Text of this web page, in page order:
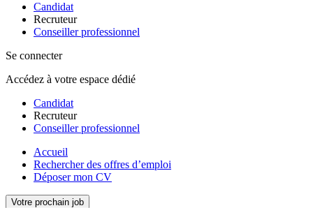
Candidat
Recruteur
Conseiller professionnel
Se connecter
Accédez à votre espace dédié
Candidat
Recruteur
Conseiller professionnel
Accueil
Rechercher des offres d’emploi
Déposer mon CV
Votre prochain job